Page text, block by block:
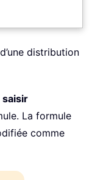
distribution
saisir
La formule
comme